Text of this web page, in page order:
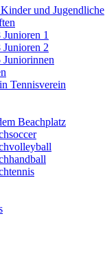
und Jugendliche
1
Junioren 2
Juniorinnen
Tennisverein
Beachplatz